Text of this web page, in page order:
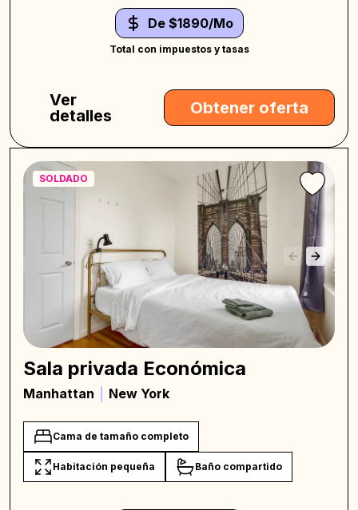
De $1890/Mo
Total con impuestos y tasas
Ver
detalles
Obtener oferta
SOLDADO
Sala privada Económica
Manhattan New York
Cama de tamaño completo
Habitación pequeña Baño compartido